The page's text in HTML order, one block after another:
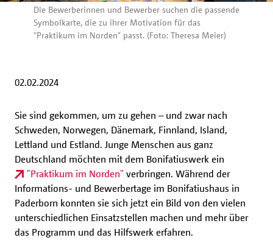
Die Bewerberinnen und Bewerber suchen die passende
Symbolkarte, die zu ihrer Motivation für das
"Praktikum im Norden" passt. (Foto: Theresa Meier)
02.02.2024
Sie sind gekommen, um zu gehen – und zwar nach
Schweden, Norwegen, Dänemark, Finnland, Island,
Lettland und Estland. Junge Menschen aus ganz
Deutschland möchten mit dem Bonifatiuswerk ein
"Praktikum im Norden" verbringen. Während der
Informations- und Bewerbertage im Bonifatiushaus in
Paderborn konnten sie sich jetzt ein Bild von den vielen
unterschiedlichen Einsatzstellen machen und mehr über
das Programm und das Hilfswerk erfahren.